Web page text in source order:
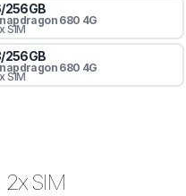
/256GB
680 4G
SIM
/256GB
680 4G
SIM
2x SIM